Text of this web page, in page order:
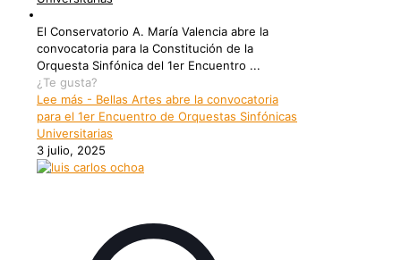
El Conservatorio A. María Valencia abre la
convocatoria para la Constitución de la
Orquesta Sinfónica del 1er Encuentro ...
¿Te gusta?
Lee más - Bellas Artes abre la convocatoria
para el 1er Encuentro de Orquestas Sinfónicas
Universitarias
3 julio, 2025